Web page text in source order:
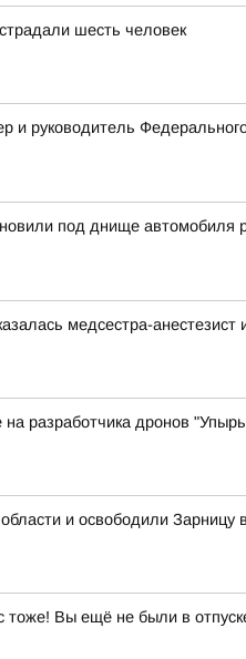
шесть человек
и руководитель
под днище
медсестра-
разработчика дронов
и освободили Зарницу
тоже! Вы ещё не были в